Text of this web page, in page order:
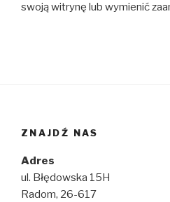
swoją witrynę lub wymienić
ZNAJDŹ NAS
Adres
ul. Błędowska 15H
Radom, 26-617